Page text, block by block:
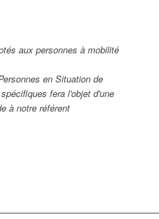
aux personnes à mobilité
en Situation de
fera l'objet d'une
à notre référent